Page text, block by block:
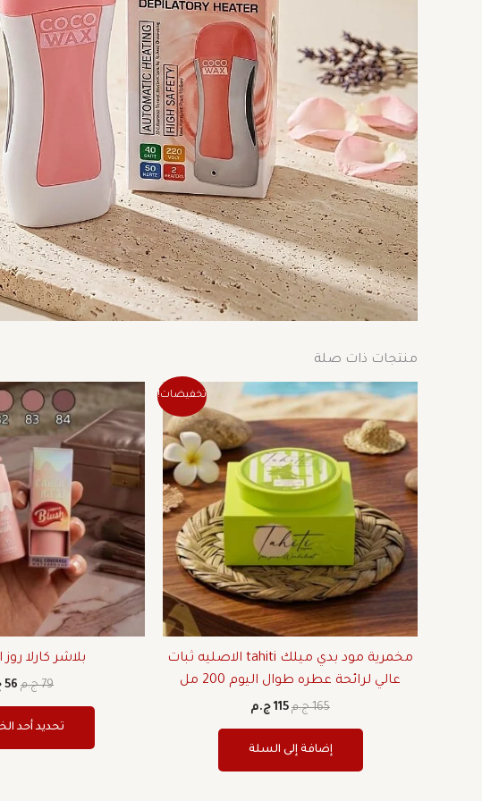
منتجات ذات صلة
تخفيضات!
مخمرية مود بدي ميلك tahiti الاصليه ثبات
عالي لرائحة عطره طوال اليوم 200 مل
165 ج.م
الأصلي
هو:
115 ج.م
هو:
115 ج.م.
إضافة إلى السلة
بلاشر كارلا روز
79 ج.م
هو:
79 ج.م.
56
تحديد أحد